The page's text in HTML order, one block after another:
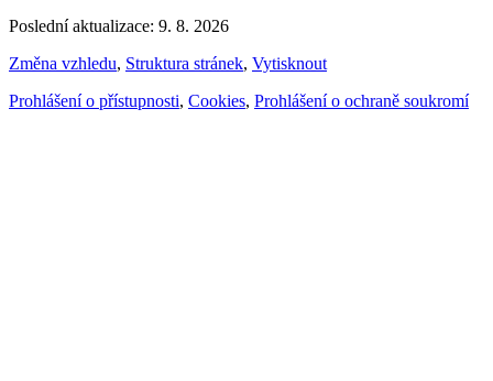
Poslední aktualizace: 9. 8. 2026
Změna vzhledu, Struktura stránek, Vytisknout
Prohlášení o přístupnosti, Cookies, Prohlášení o ochraně soukromí